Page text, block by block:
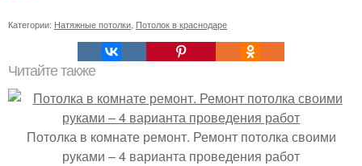
Категории: Натяжные потолки Потолок в краснодаре
Читайте также
Потолка в комнате ремонт. Ремонт потолка своими
руками – 4 варианта проведения работ